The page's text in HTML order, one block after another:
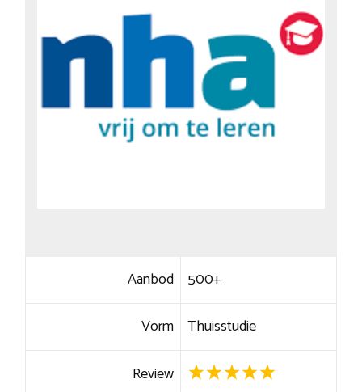
Aanbod 500+
Vorm Thuisstudie
Review